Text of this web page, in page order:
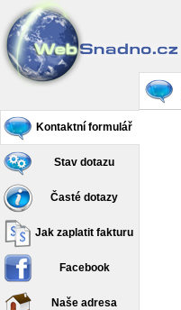
Kontaktní formulář
Stav dotazu
Časté dotazy
Jak zaplatit fakturu
Facebook
Naše adresa